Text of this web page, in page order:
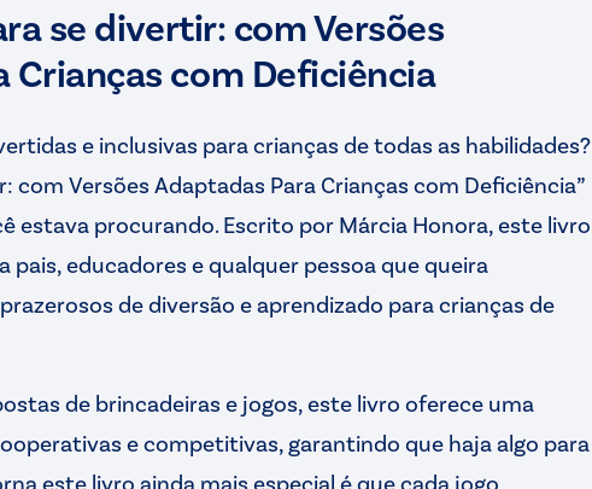
se divertir: com Versões
Crianças com Deficiência
e inclusivas para crianças de todas as habilidades?
com Versões Adaptadas Para Crianças com Deficiência”
estava procurando. Escrito por Márcia Honora, este livro
pais, educadores e qualquer pessoa que queira
de diversão e aprendizado para crianças de
de brincadeiras e jogos, este livro oferece uma
e competitivas, garantindo que haja algo para
este livro ainda mais especial é que cada jogo